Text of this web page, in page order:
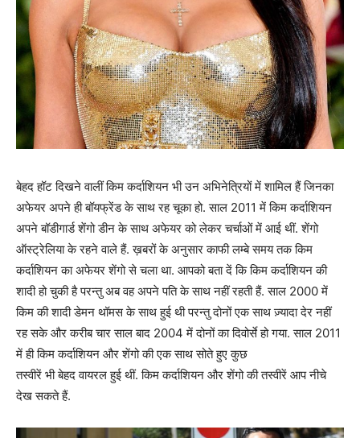
बेहद हॉट दिखने वालीं किम कर्दाशियन भी उन अभिनेत्रियों में शामिल हैं जिनका
अफेयर अपने ही बॉयफ्रेंड के साथ रह चूका हो. साल 2011 में किम कर्दाशियन
अपने बॉडीगार्ड शेंगो डीन के साथ अफेयर को लेकर चर्चाओं में आई थीं. शेंगो
ऑस्ट्रेलिया के रहने वाले हैं. ख़बरों के अनुसार काफी लम्बे समय तक किम
कर्दाशियन का अफेयर शेंगो से चला था. आपको बता दें कि किम कर्दाशियन की
शादी हो चुकी है परन्तु अब वह अपने पति के साथ नहीं रहती हैं. साल 2000 में
किम की शादी डेमन थॉमस के साथ हुई थी परन्तु दोनों एक साथ ज़्यादा देर नहीं
रह सके और करीब चार साल बाद 2004 में दोनों का दिवोर्से हो गया. साल 2011
में ही किम कर्दाशियन और शेंगो की एक साथ सोते हुए कुछ
तस्वीरें भी बेहद वायरल हुई थीं. किम कर्दाशियन और शेंगो की तस्वीरें आप नीचे
देख सकते हैं.